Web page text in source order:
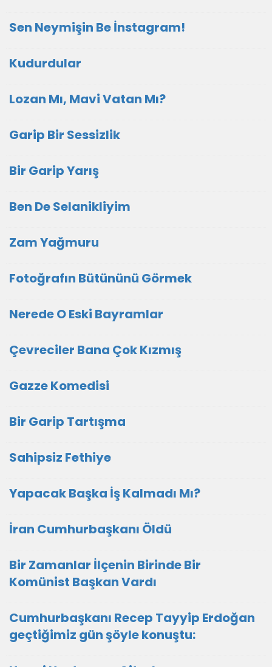
Sen Neymişin Be İnstagram!
Kudurdular
Lozan Mı, Mavi Vatan Mı?
Garip Bir Sessizlik
Bir Garip Yarış
Ben De Selanikliyim
Zam Yağmuru
Fotoğrafın Bütününü Görmek
Nerede O Eski Bayramlar
Çevreciler Bana Çok Kızmış
Gazze Komedisi
Bir Garip Tartışma
Sahipsiz Fethiye
Yapacak Başka İş Kalmadı Mı?
İran Cumhurbaşkanı Öldü
Bir Zamanlar İlçenin Birinde Bir
Komünist Başkan Vardı
Cumhurbaşkanı Recep Tayyip Erdoğan
geçtiğimiz gün şöyle konuştu: